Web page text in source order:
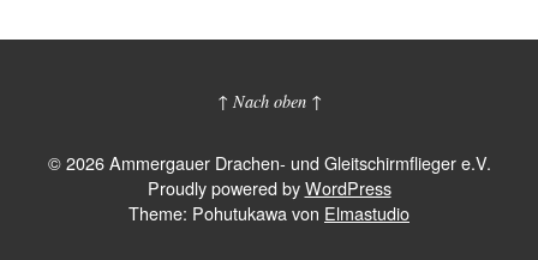
↑ Nach oben ↑
© 2026 Ammergauer Drachen- und Gleitschirmflieger e.V.
Proudly powered byWordPress
Theme: Pohutukawa von Elmastudio